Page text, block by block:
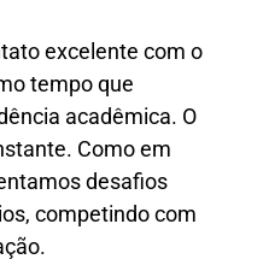
excelente com o
tempo que
acadêmica. O
Como em
desafios
competindo com